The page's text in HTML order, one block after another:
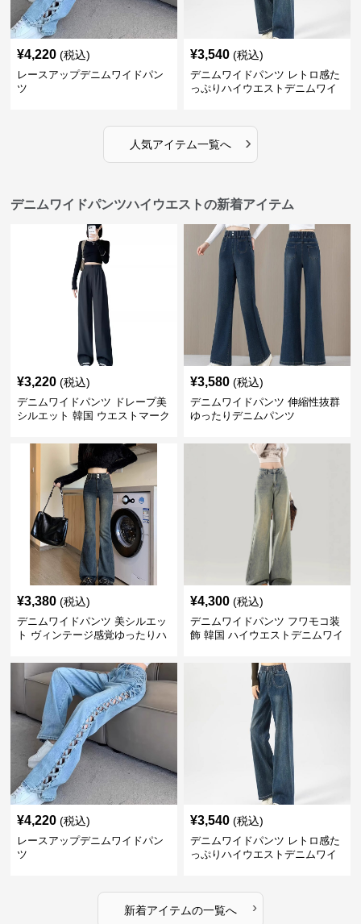
¥4,220 (税込)
レースアップデニムワイドパン
ツ
¥3,540 (税込)
デニムワイドパンツ レトロ感た
っぷりハイウエストデニムワイ
人気アイテム一覧へ ›
デニムワイドパンツハイウエストの新着アイテム
¥3,220 (税込)
デニムワイドパンツ ドレープ美
シルエット 韓国 ウエストマーク
¥3,580 (税込)
デニムワイドパンツ 伸縮性抜群
ゆったりデニムパンツ
¥3,380 (税込)
デニムワイドパンツ 美シルエッ
ト ヴィンテージ感覚ゆったりハ
¥4,300 (税込)
デニムワイドパンツ フワモコ装
飾 韓国 ハイウエストデニムワイ
¥4,220 (税込)
レースアップデニムワイドパン
ツ
¥3,540 (税込)
デニムワイドパンツ レトロ感た
っぷりハイウエストデニムワイ
新着アイテムの一覧へ ›